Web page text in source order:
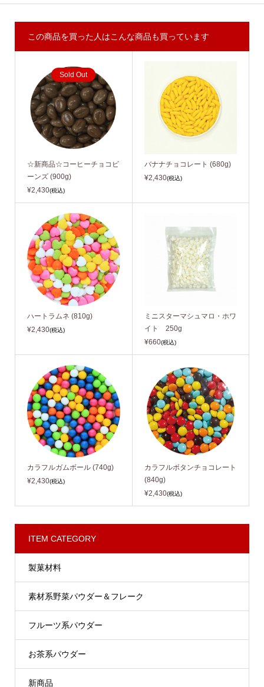
この商品を買った人はこんな商品も買っています
Sold Out
☆新商品☆コーヒーチョコビ
ーンズ (900g)
¥2,430(税込)
バナナチョコレート (680g)
¥2,430(税込)
ハートラムネ (810g)
¥2,430(税込)
ミニスターマシュマロ・ホワ
イト 250g
¥660(税込)
カラフルガムボール (740g)
¥2,430(税込)
カラフルボタンチョコレート
(840g)
¥2,430(税込)
ITEM CATEGORY
製菓材料
素材系野菜パウダー＆フレーク
フルーツ系パウダー
お茶系パウダー
新商品